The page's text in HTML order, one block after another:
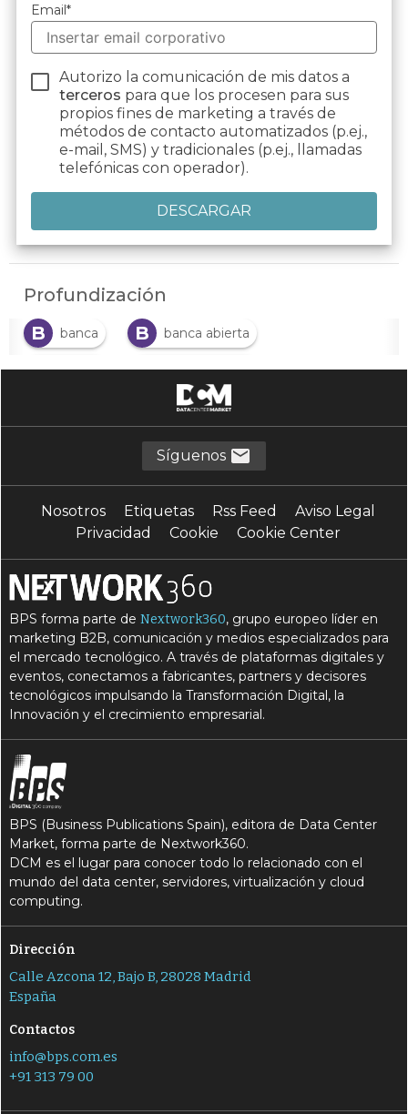
Email*
Autorizo la comunicación de mis datos a
terceros para que los procesen para sus
propios fines de marketing a través de
métodos de contacto automatizados (p.ej.,
e-mail, SMS) y tradicionales (p.ej., llamadas
telefónicas con operador).
Profundización
B
banca B banca abierta
B Banco B Banco Digital
Créditos comerciales
G Gestión del crédito
S Seguros S Servicios Financieros
Síguenos
Nosotros Etiquetas Rss Feed
Aviso Legal
Privacidad
Cookie Cookie Center
BPS forma parte deNextwork360, grupo europeo líder en
marketing B2B, comunicación y medios especializados para
el mercado tecnológico. A través de plataformas digitales y
eventos, conectamos a fabricantes, partners y decisores
tecnológicos impulsando la Transformación Digital, la
Innovación y el crecimiento empresarial.
BPS (Business Publications Spain), editora de Data Center
Market, forma parte de Nextwork360.
DCM es el lugar para conocer todo lo relacionado con el
mundo del data center, servidores, virtualización y cloud
computing.
Dirección
Calle Azcona 12, Bajo B, 28028 Madrid
España
Contactos
info@bps.com.es
+91 313 79 00